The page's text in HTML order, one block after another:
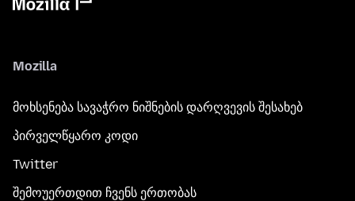
Mozilla
მოხსენება სავაჭრო ნიშნების დარღვევის შესახებ
პირველწყარო კოდი
Twitter
შემოუერთდით ჩვენს ერთობას